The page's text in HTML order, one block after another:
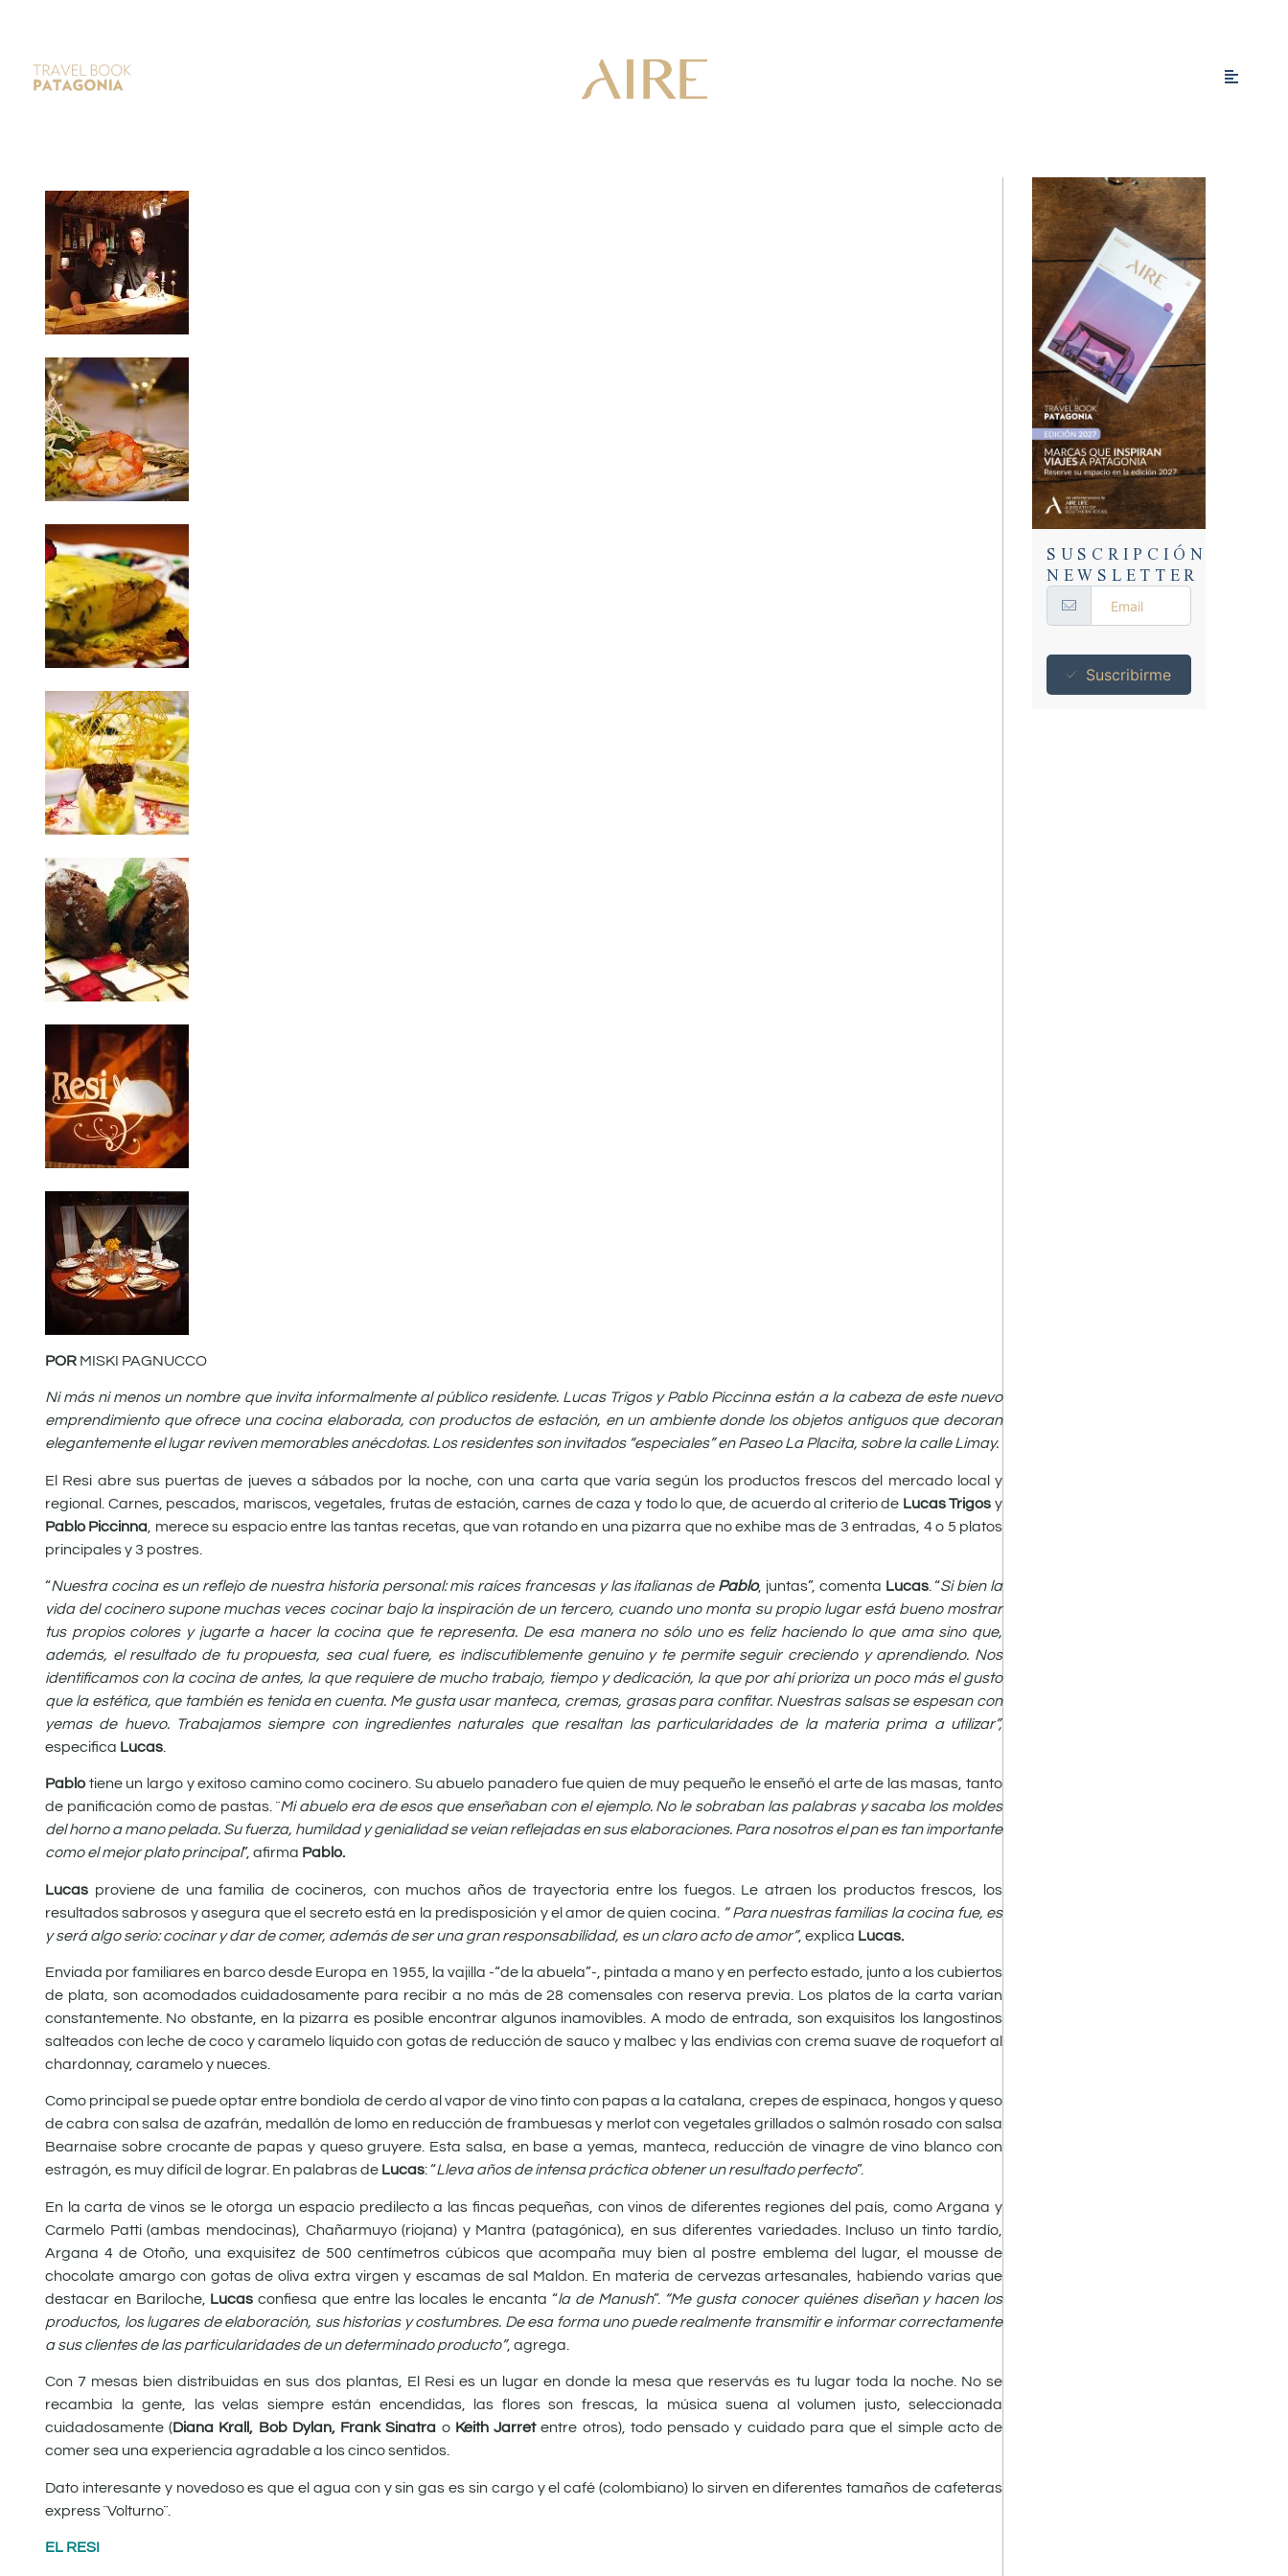
POR MISKI PAGNUCCO
Ni más ni menos un nombre que invita informalmente al público residente. Lucas Trigos y Pablo Piccinna están a la cabeza de este nuevo
emprendimiento que ofrece una cocina elaborada, con productos de estación, en un ambiente donde los objetos antiguos que decoran
elegantemente el lugar reviven memorables anécdotas. Los residentes son invitados “especiales” en Paseo La Placita, sobre la calle Limay.
El Resi abre sus puertas de jueves a sábados por la noche, con una carta que varía según los productos frescos del mercado local y
regional. Carnes, pescados, mariscos, vegetales, frutas de estación, carnes de caza y todo lo que, de acuerdo al criterio de Lucas Trigos y
Pablo Piccinna , merece su espacio entre las tantas recetas, que van rotando en una pizarra que no exhibe mas de 3 entradas, 4 o 5 platos
principales y 3 postres.
“Nuestra cocina es un reflejo de nuestra historia personal: mis raíces francesas y las italianas de Pablo, juntas”, comenta Lucas. “Si bien la
vida del cocinero supone muchas veces cocinar bajo la inspiración de un tercero, cuando uno monta su propio lugar está bueno mostrar
tus propios colores y jugarte a hacer la cocina que te representa. De esa manera no sólo uno es feliz haciendo lo que ama sino que,
además, el resultado de tu propuesta, sea cual fuere, es indiscutiblemente genuino y te permite seguir creciendo y aprendiendo. Nos
identificamos con la cocina de antes, la que requiere de mucho trabajo, tiempo y dedicación, la que por ahí prioriza un poco más el gusto
que la estética, que también es tenida en cuenta. Me gusta usar manteca, cremas, grasas para confitar. Nuestras salsas se espesan con
yemas de huevo. Trabajamos siempre con ingredientes naturales que resaltan las particularidades de la materia prima a utilizar”,
especifica Lucas
Pablo tiene un largo y exitoso camino como cocinero. Su abuelo panadero fue quien de muy pequeño le enseñó el arte de las masas, tanto
de panificación como de pastas. ¨Mi abuelo era de esos que enseñaban con el ejemplo. No le sobraban las palabras y sacaba los moldes
del horno a mano pelada. Su fuerza, humildad y genialidad se veían reflejadas en sus elaboraciones. Para nosotros el pan es tan importante
como el mejor plato principal”, afirma Pablo.
Lucas proviene de una familia de cocineros, con muchos años de trayectoria entre los fuegos. Le atraen los productos frescos, los
resultados sabrosos y asegura que el secreto está en la predisposición y el amor de quien cocina. “ Para nuestras familias la cocina fue, es
y será algo serio: cocinar y dar de comer, además de ser una gran responsabilidad, es un claro acto de amor”, explica Lucas.
Enviada por familiares en barco desde Europa en 1955, la vajilla -“de la abuela”-, pintada a mano y en perfecto estado, junto a los cubiertos
de plata, son acomodados cuidadosamente para recibir a no más de 28 comensales con reserva previa. Los platos de la carta varían
constantemente. No obstante, en la pizarra es posible encontrar algunos inamovibles. A modo de entrada, son exquisitos los langostinos
salteados con leche de coco y caramelo líquido con gotas de reducción de sauco y malbec y las endivias con crema suave de roquefort al
chardonnay, caramelo y nueces.
Como principal se puede optar entre bondiola de cerdo al vapor de vino tinto con papas a la catalana, crepes de espinaca, hongos y queso
de cabra con salsa de azafrán, medallón de lomo en reducción de frambuesas y merlot con vegetales grillados o salmón rosado con salsa
Bearnaise sobre crocante de papas y queso gruyere. Esta salsa, en base a yemas, manteca, reducción de vinagre de vino blanco con
estragón, es muy difícil de lograr. En palabras de Lucas: “Lleva años de intensa práctica obtener un resultado perfecto”.
En la carta de vinos se le otorga un espacio predilecto a las fincas pequeñas, con vinos de diferentes regiones del país, como Argana y
Carmelo Patti (ambas mendocinas), Chañarmuyo (riojana) y Mantra (patagónica), en sus diferentes variedades. Incluso un tinto tardío,
Argana 4 de Otoño, una exquisitez de 500 centímetros cúbicos que acompaña muy bien al postre emblema del lugar, el mousse de
chocolate amargo con gotas de oliva extra virgen y escamas de sal Maldon. En materia de cervezas artesanales, habiendo varias que
destacar en Bariloche, Lucas confiesa que entre las locales le encanta “la de Manush”. “Me gusta conocer quiénes diseñan y hacen los
productos, los lugares de elaboración, sus historias y costumbres. De esa forma uno puede realmente transmitir e informar correctamente
a sus clientes de las particularidades de un determinado producto”, agrega.
Con 7 mesas bien distribuidas en sus dos plantas, El Resi es un lugar en donde la mesa que reservás es tu lugar toda la noche. No se
recambia la gente, las velas siempre están encendidas, las flores son frescas, la música suena al volumen justo, seleccionada
cuidadosamente (Diana Krall, Bob Dylan, Frank Sinatra oKeith Jarretentre otros), todo pensado y cuidado para que el simple acto de
comer sea una experiencia agradable a los cinco sentidos.
Dato interesante y novedoso es que el agua con y sin gas es sin cargo y el café (colombiano) lo sirven en diferentes tamaños de cafeteras
express ¨Volturno¨.
EL RESI
SUSCRIPCIÓN
NEWSLETTER
Suscribirme